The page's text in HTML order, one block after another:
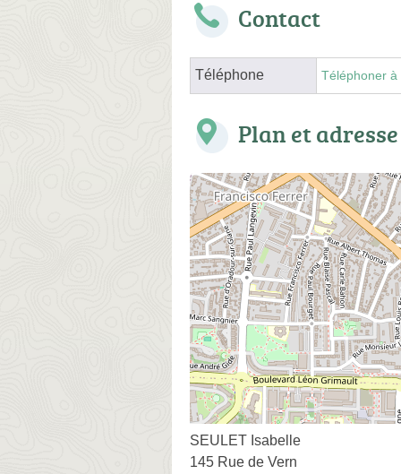
Contact
Téléphone Téléphoner à
Plan et adresse
SEULET Isabelle
145 Rue de Vern